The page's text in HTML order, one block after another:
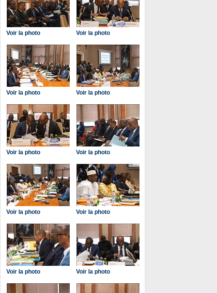
Voir la photo Voir la photo
Voir la photo Voir la photo
Voir la photo Voir la photo
Voir la photo Voir la photo
Voir la photo Voir la photo